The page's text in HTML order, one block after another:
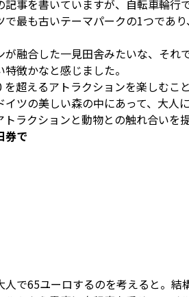
記事を書いていますが、自転車輪行
で最も古いテーマパークの1つであ
が融合した一見田舎みたいな、それ
徴かなと感じました。
超えるアトラクションを楽しむこ
イツの美しい森の中にあって、大人
トラクションと動物との触れ合いを
券で
人で65ユーロするのを考えると。結